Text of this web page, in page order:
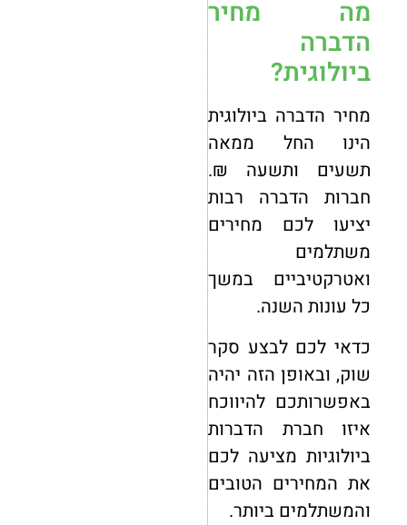
מה מחיר
הדברה
ביולוגית?
מחיר הדברה ביולוגית
הינו החל ממאה
תשעים ותשעה ₪.
חברות הדברה רבות
יציעו לכם מחירים
משתלמים
ואטרקטיביים במשך
כל עונות השנה.
כדאי לכם לבצע סקר
שוק, ובאופן הזה יהיה
באפשרותכם להיווכח
איזו חברת הדברות
ביולוגיות מציעה לכם
את המחירים הטובים
והמשתלמים ביותר.